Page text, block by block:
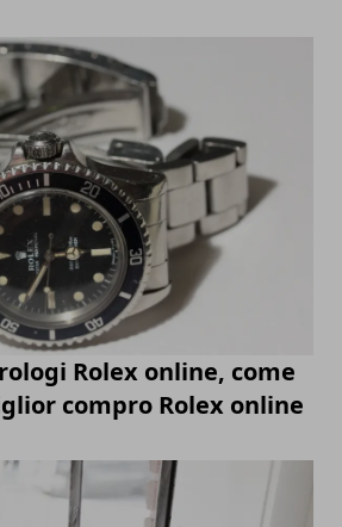
Rolex online, come
compro Rolex online